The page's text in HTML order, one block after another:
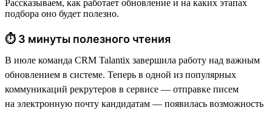
Рассказываем, как работает обновление и на каких этапах
подбора оно будет полезно.
⏱ 3 минуты полезного чтения
В июле команда CRM Talantix завершила работу над важным
обновлением в системе. Теперь в одной из популярных
коммуникаций рекрутеров в сервисе — отправке писем
на электронную почту кандидатам — появилась возможность